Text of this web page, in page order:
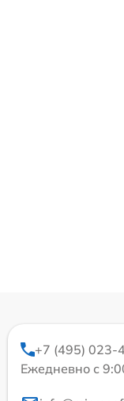
+7 (495) 023-
Ежедневно с